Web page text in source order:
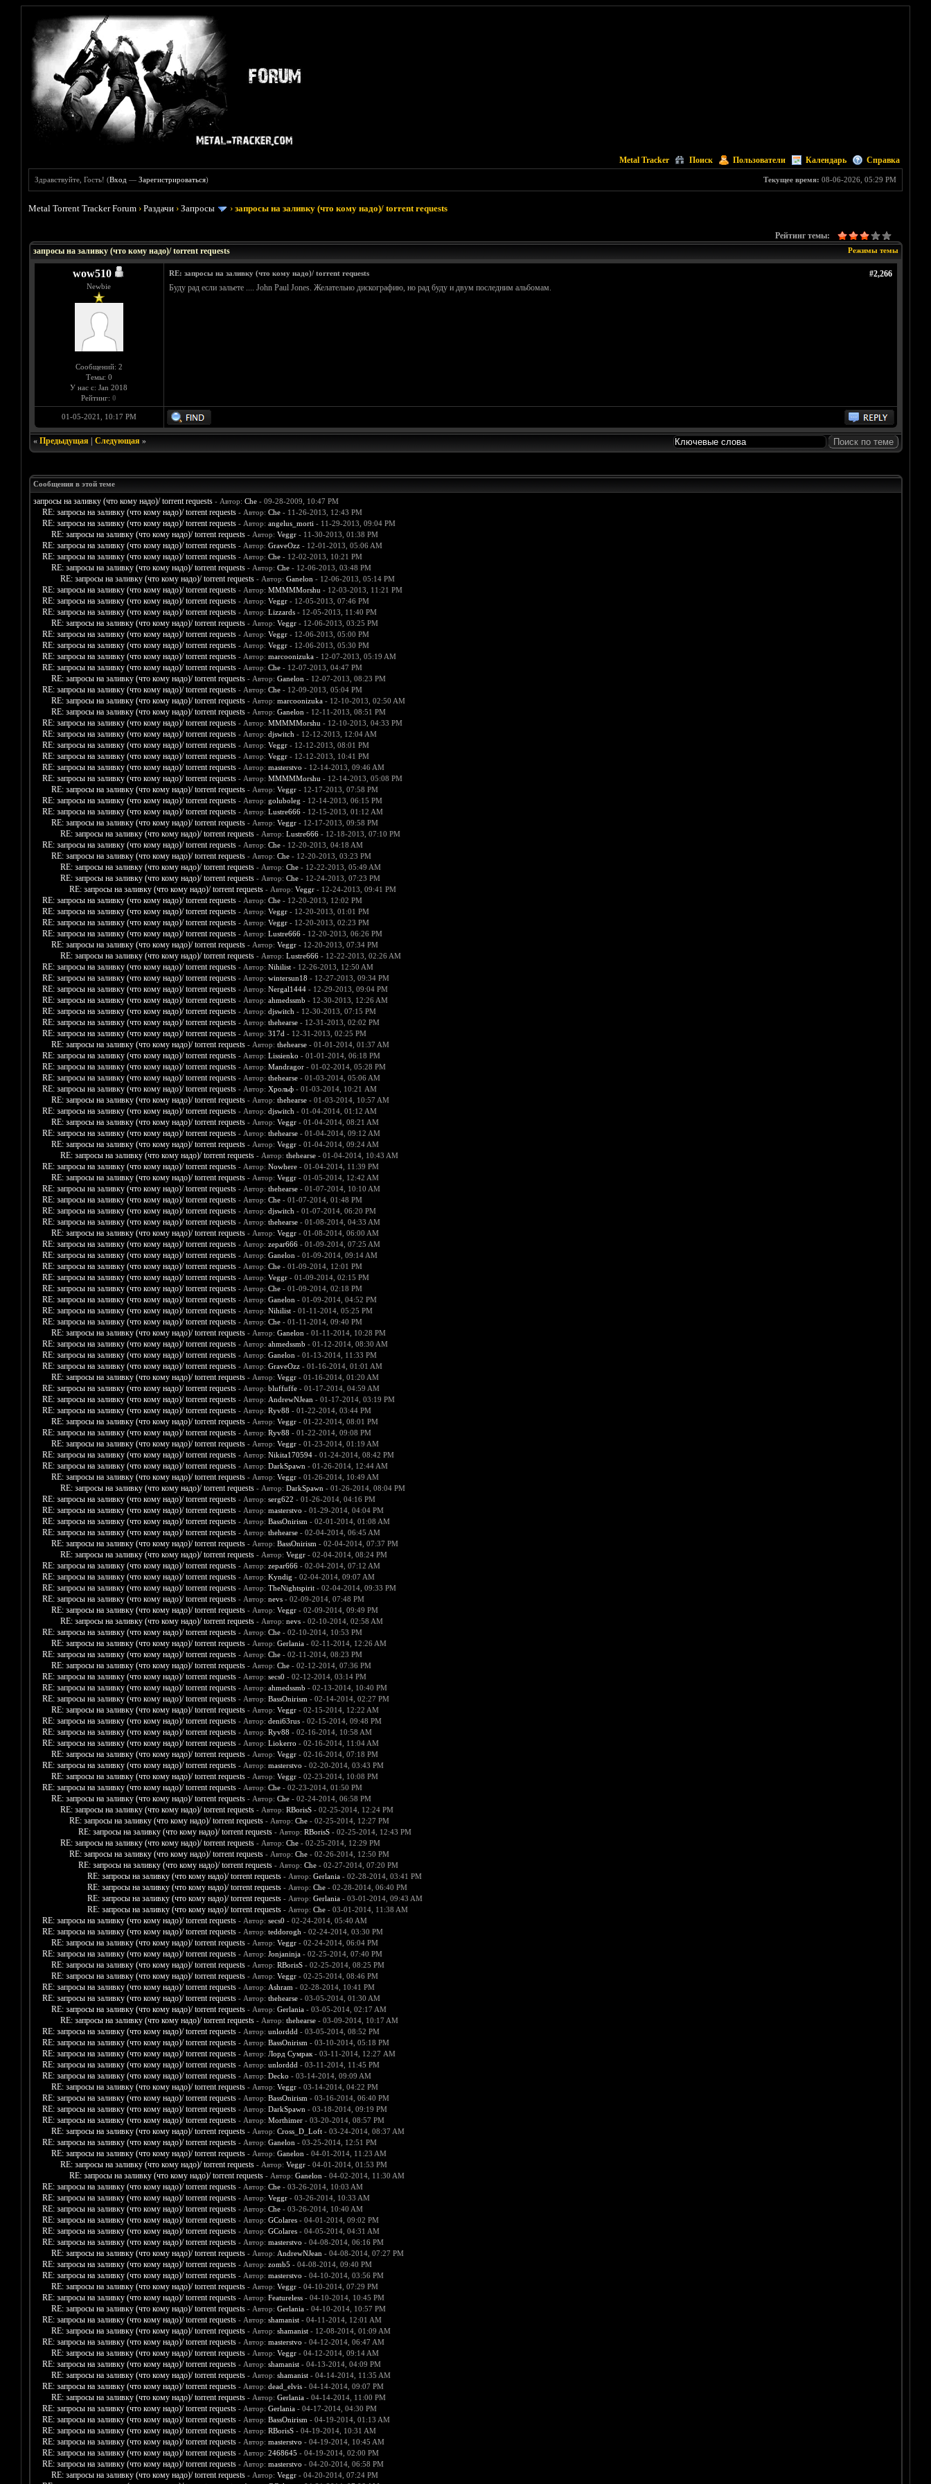
Metal Tracker Поиск Пользователи Календарь Справка
Текущее время: 08-06-2026, 05:29 PM
Здравствуйте, Гость! (Вход —Зарегистрироваться)
Metal Torrent Tracker Forum ›Раздачи ›Запросы ›запросы на заливку (что кому надо)/ torrent requests
Рейтинг темы:
Режимы темы
запросы на заливку (что кому надо)/ torrent requests
wow510
Newbie
Сообщений: 2
Темы: 0
У нас с: Jan 2018
Рейтинг: 0
#2,266
RE: запросы на заливку (что кому надо)/ torrent requests
Буду рад если зальете .... John Paul Jones. Желательно дискографию, но рад буду и двум последним альбомам.
01-05-2021, 10:17 PM
« Предыдущая| Следующая»
Сообщения в этой теме
запросы на заливку (что кому надо)/ torrent requests - Автор: Che- 09-28-2009, 10:47 PM
RE: запросы на заливку (что кому надо)/ torrent requests - Автор: Che- 11-26-2013, 12:43 PM
RE: запросы на заливку (что кому надо)/ torrent requests - Автор: angelus_morti - 11-29-2013, 09:04 PM
RE: запросы на заливку (что кому надо)/ torrent requests - Автор: Veggr- 11-30-2013, 01:38 PM
RE: запросы на заливку (что кому надо)/ torrent requests - Автор: GraveOzz- 12-01-2013, 05:06 AM
RE: запросы на заливку (что кому надо)/ torrent requests - Автор: Che- 12-02-2013, 10:21 PM
RE: запросы на заливку (что кому надо)/ torrent requests - Автор: Che- 12-06-2013, 03:48 PM
RE: запросы на заливку (что кому надо)/ torrent requests - Автор: Ganelon - 12-06-2013, 05:14 PM
RE: запросы на заливку (что кому надо)/ torrent requests - Автор: MMMMMorshu - 12-03-2013, 11:21 PM
RE: запросы на заливку (что кому надо)/ torrent requests - Автор: Veggr- 12-05-2013, 07:46 PM
RE: запросы на заливку (что кому надо)/ torrent requests - Автор: Lizzards- 12-05-2013, 11:40 PM
RE: запросы на заливку (что кому надо)/ torrent requests - Автор: Veggr- 12-06-2013, 03:25 PM
RE: запросы на заливку (что кому надо)/ torrent requests - Автор: Veggr- 12-06-2013, 05:00 PM
RE: запросы на заливку (что кому надо)/ torrent requests - Автор: Veggr- 12-06-2013, 05:30 PM
RE: запросы на заливку (что кому надо)/ torrent requests - Автор: marcoonizuka- 12-07-2013, 05:19 AM
RE: запросы на заливку (что кому надо)/ torrent requests - Автор: Che- 12-07-2013, 04:47 PM
RE: запросы на заливку (что кому надо)/ torrent requests - Автор: Ganelon - 12-07-2013, 08:23 PM
RE: запросы на заливку (что кому надо)/ torrent requests - Автор: Che- 12-09-2013, 05:04 PM
RE: запросы на заливку (что кому надо)/ torrent requests - Автор: marcoonizuka- 12-10-2013, 02:50 AM
RE: запросы на заливку (что кому надо)/ torrent requests - Автор: Ganelon - 12-11-2013, 08:51 PM
RE: запросы на заливку (что кому надо)/ torrent requests - Автор: MMMMMorshu - 12-10-2013, 04:33 PM
RE: запросы на заливку (что кому надо)/ torrent requests - Автор: djswitch - 12-12-2013, 12:04 AM
RE: запросы на заливку (что кому надо)/ torrent requests - Автор: Veggr- 12-12-2013, 08:01 PM
RE: запросы на заливку (что кому надо)/ torrent requests - Автор: Veggr- 12-12-2013, 10:41 PM
RE: запросы на заливку (что кому надо)/ torrent requests - Автор: masterstvo - 12-14-2013, 09:46 AM
RE: запросы на заливку (что кому надо)/ torrent requests - Автор: MMMMMorshu - 12-14-2013, 05:08 PM
RE: запросы на заливку (что кому надо)/ torrent requests - Автор: Veggr- 12-17-2013, 07:58 PM
RE: запросы на заливку (что кому надо)/ torrent requests - Автор: goluboleg - 12-14-2013, 06:15 PM
RE: запросы на заливку (что кому надо)/ torrent requests - Автор: Lustre666- 12-15-2013, 01:12 AM
RE: запросы на заливку (что кому надо)/ torrent requests - Автор: Veggr- 12-17-2013, 09:58 PM
RE: запросы на заливку (что кому надо)/ torrent requests - Автор: Lustre666- 12-18-2013, 07:10 PM
RE: запросы на заливку (что кому надо)/ torrent requests - Автор: Che- 12-20-2013, 04:18 AM
RE: запросы на заливку (что кому надо)/ torrent requests - Автор: Che- 12-20-2013, 03:23 PM
RE: запросы на заливку (что кому надо)/ torrent requests - Автор: Che- 12-22-2013, 05:49 AM
RE: запросы на заливку (что кому надо)/ torrent requests - Автор: Che- 12-24-2013, 07:23 PM
RE: запросы на заливку (что кому надо)/ torrent requests - Автор: Veggr- 12-24-2013, 09:41 PM
RE: запросы на заливку (что кому надо)/ torrent requests - Автор: Che- 12-20-2013, 12:02 PM
RE: запросы на заливку (что кому надо)/ torrent requests - Автор: Veggr- 12-20-2013, 01:01 PM
RE: запросы на заливку (что кому надо)/ torrent requests - Автор: Veggr- 12-20-2013, 02:23 PM
RE: запросы на заливку (что кому надо)/ torrent requests - Автор: Lustre666- 12-20-2013, 06:26 PM
RE: запросы на заливку (что кому надо)/ torrent requests - Автор: Veggr- 12-20-2013, 07:34 PM
RE: запросы на заливку (что кому надо)/ torrent requests - Автор: Lustre666- 12-22-2013, 02:26 AM
RE: запросы на заливку (что кому надо)/ torrent requests - Автор: Nihilist- 12-26-2013, 12:50 AM
RE: запросы на заливку (что кому надо)/ torrent requests - Автор: wintersun18 - 12-27-2013, 09:34 PM
RE: запросы на заливку (что кому надо)/ torrent requests - Автор: Nergal1444- 12-29-2013, 09:04 PM
RE: запросы на заливку (что кому надо)/ torrent requests - Автор: ahmedssmb - 12-30-2013, 12:26 AM
RE: запросы на заливку (что кому надо)/ torrent requests - Автор: djswitch - 12-30-2013, 07:15 PM
RE: запросы на заливку (что кому надо)/ torrent requests - Автор: thehearse- 12-31-2013, 02:02 PM
RE: запросы на заливку (что кому надо)/ torrent requests - Автор: 317d - 12-31-2013, 02:25 PM
RE: запросы на заливку (что кому надо)/ torrent requests - Автор: thehearse- 01-01-2014, 01:37 AM
RE: запросы на заливку (что кому надо)/ torrent requests - Автор: Lissienko - 01-01-2014, 06:18 PM
RE: запросы на заливку (что кому надо)/ torrent requests - Автор: Mandragor- 01-02-2014, 05:28 PM
RE: запросы на заливку (что кому надо)/ torrent requests - Автор: thehearse- 01-03-2014, 05:06 AM
RE: запросы на заливку (что кому надо)/ torrent requests - Автор: Хрольф- 01-03-2014, 10:21 AM
RE: запросы на заливку (что кому надо)/ torrent requests - Автор: thehearse- 01-03-2014, 10:57 AM
RE: запросы на заливку (что кому надо)/ torrent requests - Автор: djswitch - 01-04-2014, 01:12 AM
RE: запросы на заливку (что кому надо)/ torrent requests - Автор: Veggr- 01-04-2014, 08:21 AM
RE: запросы на заливку (что кому надо)/ torrent requests - Автор: thehearse- 01-04-2014, 09:12 AM
RE: запросы на заливку (что кому надо)/ torrent requests - Автор: Veggr- 01-04-2014, 09:24 AM
RE: запросы на заливку (что кому надо)/ torrent requests - Автор: thehearse- 01-04-2014, 10:43 AM
RE: запросы на заливку (что кому надо)/ torrent requests - Автор: Nowhere- 01-04-2014, 11:39 PM
RE: запросы на заливку (что кому надо)/ torrent requests - Автор: Veggr- 01-05-2014, 12:42 AM
RE: запросы на заливку (что кому надо)/ torrent requests - Автор: thehearse- 01-07-2014, 10:10 AM
RE: запросы на заливку (что кому надо)/ torrent requests - Автор: Che- 01-07-2014, 01:48 PM
RE: запросы на заливку (что кому надо)/ torrent requests - Автор: djswitch - 01-07-2014, 06:20 PM
RE: запросы на заливку (что кому надо)/ torrent requests - Автор: thehearse- 01-08-2014, 04:33 AM
RE: запросы на заливку (что кому надо)/ torrent requests - Автор: Veggr- 01-08-2014, 06:00 AM
RE: запросы на заливку (что кому надо)/ torrent requests - Автор: zepar666- 01-09-2014, 07:25 AM
RE: запросы на заливку (что кому надо)/ torrent requests - Автор: Ganelon - 01-09-2014, 09:14 AM
RE: запросы на заливку (что кому надо)/ torrent requests - Автор: Che- 01-09-2014, 12:01 PM
RE: запросы на заливку (что кому надо)/ torrent requests - Автор: Veggr- 01-09-2014, 02:15 PM
RE: запросы на заливку (что кому надо)/ torrent requests - Автор: Che- 01-09-2014, 02:18 PM
RE: запросы на заливку (что кому надо)/ torrent requests - Автор: Ganelon - 01-09-2014, 04:52 PM
RE: запросы на заливку (что кому надо)/ torrent requests - Автор: Nihilist- 01-11-2014, 05:25 PM
RE: запросы на заливку (что кому надо)/ torrent requests - Автор: Che- 01-11-2014, 09:40 PM
RE: запросы на заливку (что кому надо)/ torrent requests - Автор: Ganelon - 01-11-2014, 10:28 PM
RE: запросы на заливку (что кому надо)/ torrent requests - Автор: ahmedssmb - 01-12-2014, 08:30 AM
RE: запросы на заливку (что кому надо)/ torrent requests - Автор: Ganelon - 01-13-2014, 11:33 PM
RE: запросы на заливку (что кому надо)/ torrent requests - Автор: GraveOzz- 01-16-2014, 01:01 AM
RE: запросы на заливку (что кому надо)/ torrent requests - Автор: Veggr- 01-16-2014, 01:20 AM
RE: запросы на заливку (что кому надо)/ torrent requests - Автор: bluffuffe- 01-17-2014, 04:59 AM
RE: запросы на заливку (что кому надо)/ torrent requests - Автор: AndrewNJean - 01-17-2014, 03:19 PM
RE: запросы на заливку (что кому надо)/ torrent requests - Автор: Ryv88 - 01-22-2014, 03:44 PM
RE: запросы на заливку (что кому надо)/ torrent requests - Автор: Veggr- 01-22-2014, 08:01 PM
RE: запросы на заливку (что кому надо)/ torrent requests - Автор: Ryv88 - 01-22-2014, 09:08 PM
RE: запросы на заливку (что кому надо)/ torrent requests - Автор: Veggr- 01-23-2014, 01:19 AM
RE: запросы на заливку (что кому надо)/ torrent requests - Автор: Nikita170594- 01-24-2014, 08:42 PM
RE: запросы на заливку (что кому надо)/ torrent requests - Автор: DarkSpawn - 01-26-2014, 12:44 AM
RE: запросы на заливку (что кому надо)/ torrent requests - Автор: Veggr- 01-26-2014, 10:49 AM
RE: запросы на заливку (что кому надо)/ torrent requests - Автор: DarkSpawn - 01-26-2014, 08:04 PM
RE: запросы на заливку (что кому надо)/ torrent requests - Автор: serg622 - 01-26-2014, 04:16 PM
RE: запросы на заливку (что кому надо)/ torrent requests - Автор: masterstvo - 01-29-2014, 04:04 PM
RE: запросы на заливку (что кому надо)/ torrent requests - Автор: BassOnirism - 02-01-2014, 01:08 AM
RE: запросы на заливку (что кому надо)/ torrent requests - Автор: thehearse- 02-04-2014, 06:45 AM
RE: запросы на заливку (что кому надо)/ torrent requests - Автор: BassOnirism - 02-04-2014, 07:37 PM
RE: запросы на заливку (что кому надо)/ torrent requests - Автор: Veggr- 02-04-2014, 08:24 PM
RE: запросы на заливку (что кому надо)/ torrent requests - Автор: zepar666- 02-04-2014, 07:12 AM
RE: запросы на заливку (что кому надо)/ torrent requests - Автор: Kyndig - 02-04-2014, 09:07 AM
RE: запросы на заливку (что кому надо)/ torrent requests - Автор: TheNightspirit- 02-04-2014, 09:33 PM
RE: запросы на заливку (что кому надо)/ torrent requests - Автор: nevs- 02-09-2014, 07:48 PM
RE: запросы на заливку (что кому надо)/ torrent requests - Автор: Veggr- 02-09-2014, 09:49 PM
RE: запросы на заливку (что кому надо)/ torrent requests - Автор: nevs- 02-10-2014, 02:58 AM
RE: запросы на заливку (что кому надо)/ torrent requests - Автор: Che- 02-10-2014, 10:53 PM
RE: запросы на заливку (что кому надо)/ torrent requests - Автор: Gerlania- 02-11-2014, 12:26 AM
RE: запросы на заливку (что кому надо)/ torrent requests - Автор: Che- 02-11-2014, 08:23 PM
RE: запросы на заливку (что кому надо)/ torrent requests - Автор: Che- 02-12-2014, 07:36 PM
RE: запросы на заливку (что кому надо)/ torrent requests - Автор: secs0 - 02-12-2014, 03:14 PM
RE: запросы на заливку (что кому надо)/ torrent requests - Автор: ahmedssmb - 02-13-2014, 10:40 PM
RE: запросы на заливку (что кому надо)/ torrent requests - Автор: BassOnirism - 02-14-2014, 02:27 PM
RE: запросы на заливку (что кому надо)/ torrent requests - Автор: Veggr- 02-15-2014, 12:22 AM
RE: запросы на заливку (что кому надо)/ torrent requests - Автор: deni63rus- 02-15-2014, 09:48 PM
RE: запросы на заливку (что кому надо)/ torrent requests - Автор: Ryv88 - 02-16-2014, 10:58 AM
RE: запросы на заливку (что кому надо)/ torrent requests - Автор: Liokerro - 02-16-2014, 11:04 AM
RE: запросы на заливку (что кому надо)/ torrent requests - Автор: Veggr- 02-16-2014, 07:18 PM
RE: запросы на заливку (что кому надо)/ torrent requests - Автор: masterstvo - 02-20-2014, 03:43 PM
RE: запросы на заливку (что кому надо)/ torrent requests - Автор: Veggr- 02-23-2014, 10:08 PM
RE: запросы на заливку (что кому надо)/ torrent requests - Автор: Che- 02-23-2014, 01:50 PM
RE: запросы на заливку (что кому надо)/ torrent requests - Автор: Che- 02-24-2014, 06:58 PM
RE: запросы на заливку (что кому надо)/ torrent requests - Автор: RBorisS- 02-25-2014, 12:24 PM
RE: запросы на заливку (что кому надо)/ torrent requests - Автор: Che- 02-25-2014, 12:27 PM
RE: запросы на заливку (что кому надо)/ torrent requests - Автор: RBorisS- 02-25-2014, 12:43 PM
RE: запросы на заливку (что кому надо)/ torrent requests - Автор: Che- 02-25-2014, 12:29 PM
RE: запросы на заливку (что кому надо)/ torrent requests - Автор: Che- 02-26-2014, 12:50 PM
RE: запросы на заливку (что кому надо)/ torrent requests - Автор: Che- 02-27-2014, 07:20 PM
RE: запросы на заливку (что кому надо)/ torrent requests - Автор: Gerlania- 02-28-2014, 03:41 PM
RE: запросы на заливку (что кому надо)/ torrent requests - Автор: Che- 02-28-2014, 06:40 PM
RE: запросы на заливку (что кому надо)/ torrent requests - Автор: Gerlania- 03-01-2014, 09:43 AM
RE: запросы на заливку (что кому надо)/ torrent requests - Автор: Che- 03-01-2014, 11:38 AM
RE: запросы на заливку (что кому надо)/ torrent requests - Автор: secs0 - 02-24-2014, 05:40 AM
RE: запросы на заливку (что кому надо)/ torrent requests - Автор: teddorogh - 02-24-2014, 03:30 PM
RE: запросы на заливку (что кому надо)/ torrent requests - Автор: Veggr- 02-24-2014, 06:04 PM
RE: запросы на заливку (что кому надо)/ torrent requests - Автор: Jonjaninja- 02-25-2014, 07:40 PM
RE: запросы на заливку (что кому надо)/ torrent requests - Автор: RBorisS- 02-25-2014, 08:25 PM
RE: запросы на заливку (что кому надо)/ torrent requests - Автор: Veggr- 02-25-2014, 08:46 PM
RE: запросы на заливку (что кому надо)/ torrent requests - Автор: Ashram - 02-28-2014, 10:41 PM
RE: запросы на заливку (что кому надо)/ torrent requests - Автор: thehearse- 03-05-2014, 01:30 AM
RE: запросы на заливку (что кому надо)/ torrent requests - Автор: Gerlania- 03-05-2014, 02:17 AM
RE: запросы на заливку (что кому надо)/ torrent requests - Автор: thehearse- 03-09-2014, 10:17 AM
RE: запросы на заливку (что кому надо)/ torrent requests - Автор: unlorddd - 03-05-2014, 08:52 PM
RE: запросы на заливку (что кому надо)/ torrent requests - Автор: BassOnirism - 03-10-2014, 05:18 PM
RE: запросы на заливку (что кому надо)/ torrent requests - Автор: Лорд Сумрак- 03-11-2014, 12:27 AM
RE: запросы на заливку (что кому надо)/ torrent requests - Автор: unlorddd - 03-11-2014, 11:45 PM
RE: запросы на заливку (что кому надо)/ torrent requests - Автор: Decko - 03-14-2014, 09:09 AM
RE: запросы на заливку (что кому надо)/ torrent requests - Автор: Veggr- 03-14-2014, 04:22 PM
RE: запросы на заливку (что кому надо)/ torrent requests - Автор: BassOnirism - 03-16-2014, 06:40 PM
RE: запросы на заливку (что кому надо)/ torrent requests - Автор: DarkSpawn - 03-18-2014, 09:19 PM
RE: запросы на заливку (что кому надо)/ torrent requests - Автор: Morthimer- 03-20-2014, 08:57 PM
RE: запросы на заливку (что кому надо)/ torrent requests - Автор: Cross_D_Loft- 03-24-2014, 08:37 AM
RE: запросы на заливку (что кому надо)/ torrent requests - Автор: Ganelon - 03-25-2014, 12:51 PM
RE: запросы на заливку (что кому надо)/ torrent requests - Автор: Ganelon - 04-01-2014, 11:23 AM
RE: запросы на заливку (что кому надо)/ torrent requests - Автор: Veggr- 04-01-2014, 01:53 PM
RE: запросы на заливку (что кому надо)/ torrent requests - Автор: Ganelon - 04-02-2014, 11:30 AM
RE: запросы на заливку (что кому надо)/ torrent requests - Автор: Che- 03-26-2014, 10:03 AM
RE: запросы на заливку (что кому надо)/ torrent requests - Автор: Veggr- 03-26-2014, 10:33 AM
RE: запросы на заливку (что кому надо)/ torrent requests - Автор: Che- 03-26-2014, 10:40 AM
RE: запросы на заливку (что кому надо)/ torrent requests - Автор: GColares- 04-01-2014, 09:02 PM
RE: запросы на заливку (что кому надо)/ torrent requests - Автор: GColares- 04-05-2014, 04:31 AM
RE: запросы на заливку (что кому надо)/ torrent requests - Автор: masterstvo - 04-08-2014, 06:16 PM
RE: запросы на заливку (что кому надо)/ torrent requests - Автор: AndrewNJean - 04-08-2014, 07:27 PM
RE: запросы на заливку (что кому надо)/ torrent requests - Автор: zomb5 - 04-08-2014, 09:40 PM
RE: запросы на заливку (что кому надо)/ torrent requests - Автор: masterstvo - 04-10-2014, 03:56 PM
RE: запросы на заливку (что кому надо)/ torrent requests - Автор: Veggr- 04-10-2014, 07:29 PM
RE: запросы на заливку (что кому надо)/ torrent requests - Автор: Featureless- 04-10-2014, 10:45 PM
RE: запросы на заливку (что кому надо)/ torrent requests - Автор: Gerlania- 04-10-2014, 10:57 PM
RE: запросы на заливку (что кому надо)/ torrent requests - Автор: shamanist- 04-11-2014, 12:01 AM
RE: запросы на заливку (что кому надо)/ torrent requests - Автор: shamanist- 12-08-2014, 01:09 AM
RE: запросы на заливку (что кому надо)/ torrent requests - Автор: masterstvo - 04-12-2014, 06:47 AM
RE: запросы на заливку (что кому надо)/ torrent requests - Автор: Veggr- 04-12-2014, 09:14 AM
RE: запросы на заливку (что кому надо)/ torrent requests - Автор: shamanist- 04-13-2014, 04:09 PM
RE: запросы на заливку (что кому надо)/ torrent requests - Автор: shamanist- 04-14-2014, 11:35 AM
RE: запросы на заливку (что кому надо)/ torrent requests - Автор: dead_elvis- 04-14-2014, 09:07 PM
RE: запросы на заливку (что кому надо)/ torrent requests - Автор: Gerlania- 04-14-2014, 11:00 PM
RE: запросы на заливку (что кому надо)/ torrent requests - Автор: Gerlania- 04-17-2014, 04:30 PM
RE: запросы на заливку (что кому надо)/ torrent requests - Автор: BassOnirism - 04-19-2014, 01:13 AM
RE: запросы на заливку (что кому надо)/ torrent requests - Автор: RBorisS- 04-19-2014, 10:31 AM
RE: запросы на заливку (что кому надо)/ torrent requests - Автор: masterstvo - 04-19-2014, 10:45 AM
RE: запросы на заливку (что кому надо)/ torrent requests - Автор: 2468645 - 04-19-2014, 02:00 PM
RE: запросы на заливку (что кому надо)/ torrent requests - Автор: masterstvo - 04-20-2014, 06:58 PM
RE: запросы на заливку (что кому надо)/ torrent requests - Автор: Veggr- 04-20-2014, 07:24 PM